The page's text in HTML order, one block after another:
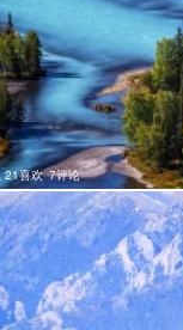
21喜欢 7评论